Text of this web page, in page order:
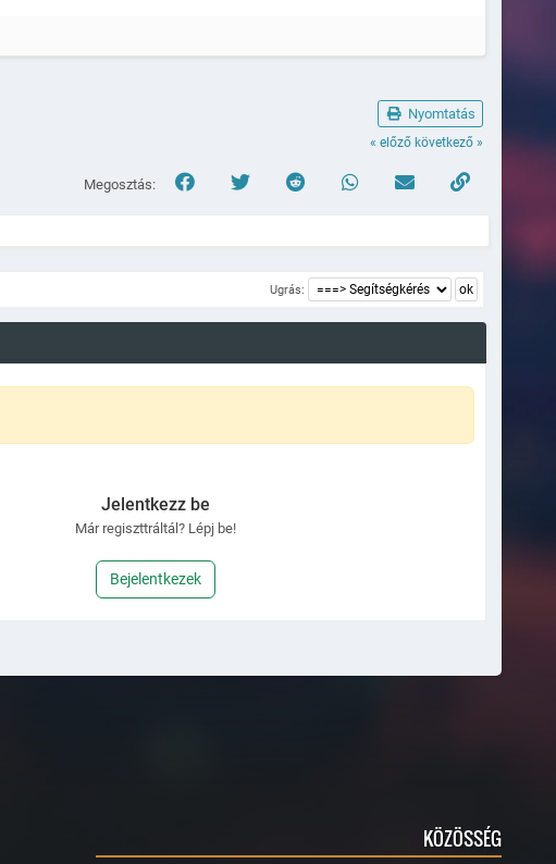
Nyomtatás
« előző következő »
Megosztás:
Ugrás:
Jelentkezz be
Már regiszttráltál? Lépj be!
Bejelentkezek
KÖZÖSSÉG